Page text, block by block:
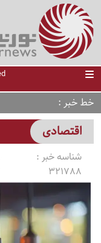
خط خبر
اقتصادی
شناسه خبر :
321788